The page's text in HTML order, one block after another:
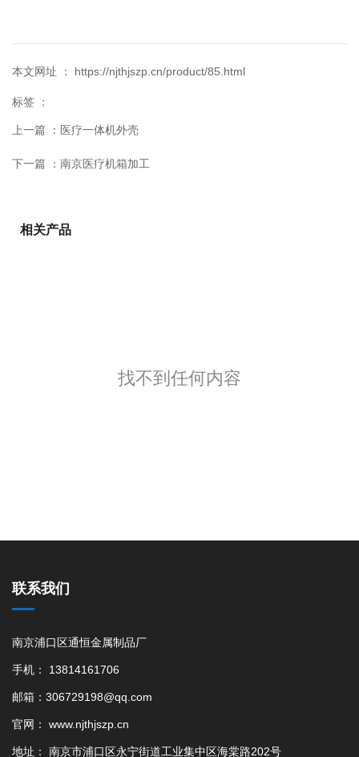
本文网址 ： https://njthjszp.cn/product/85.html
标签 ：
上一篇 ： 医疗一体机外壳
下一篇 ： 南京医疗机箱加工
相关产品
找不到任何内容
联系我们
南京浦口区通恒金属制品厂
手机： 13814161706
邮箱：306729198@qq.com
官网： www.njthjszp.cn
地址： 南京市浦口区永宁街道工业集中区海棠路202号